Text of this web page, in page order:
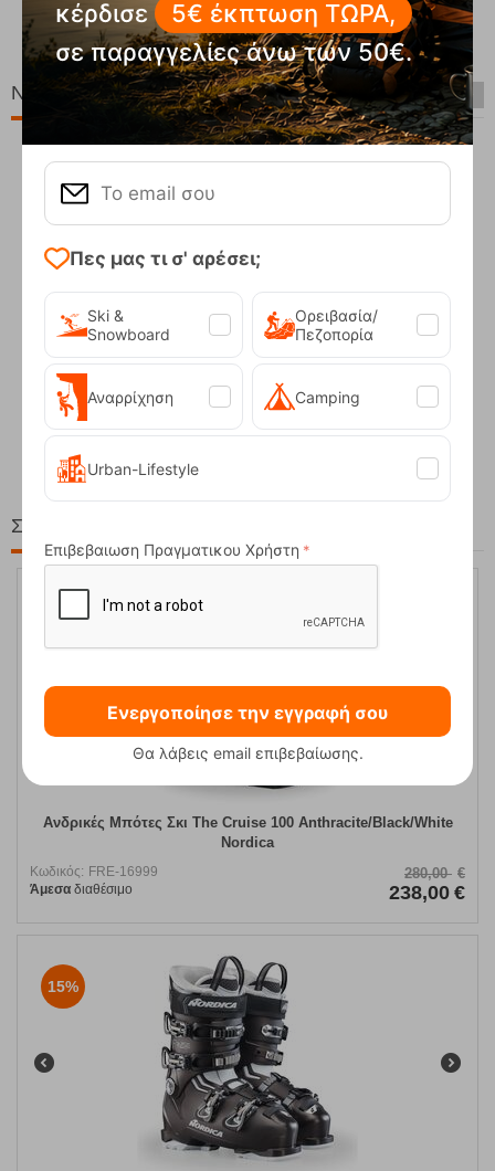
€
Κωδικός: FRE-18543
Άμεσαδιαθέσιμο
549,95 €
440,00
Νέες Παραλαβές
Compact Ocean Blue Τηλεσκοπικά Μπατόν Πεζ...
62,50 €
Στη ίδια Τιμή!
15%
Ανδρικές Μπότες Σκι The Cruise 100 Anthracite/Black/White
Nordica
Κωδικός: FRE-16999
Άμεσα διαθέσιμο
280,00 €
238,00 €
15%
κέρδισε
5€ έκπτωση ΤΩΡΑ,
σε παραγγελίες άνω των 50€.
Πες μας τι σ' αρέσει;
Ski &
Snowboard
Ορειβασία/
Πεζοπορία
Αναρρίχηση Camping
Urban-Lifestyle
Επιβεβαιωση Πραγματικου Χρήστη
Ενεργοποίησε την εγγραφή σου
Θα λάβεις email επιβεβαίωσης.